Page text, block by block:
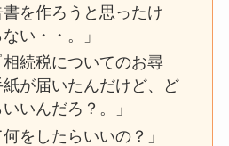
書を作ろうと思ったけ
い・・。」
相続税についてのお尋
が届いたんだけど、ど
いんだろ？。」
をしたらいいの？」